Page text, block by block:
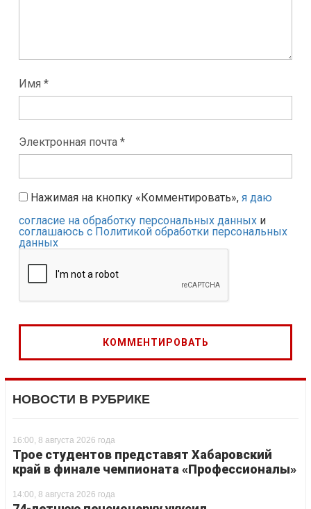
Имя *
Электронная почта *
Нажимая на кнопку «Комментировать», я даю
согласие на обработку персональных данных и
соглашаюсь с Политикой обработки персональных
данных
НОВОСТИ В РУБРИКЕ
16:00, 8 августа 2026 года
Трое студентов представят Хабаровский
край в финале чемпионата «Профессионалы»
14:00, 8 августа 2026 года